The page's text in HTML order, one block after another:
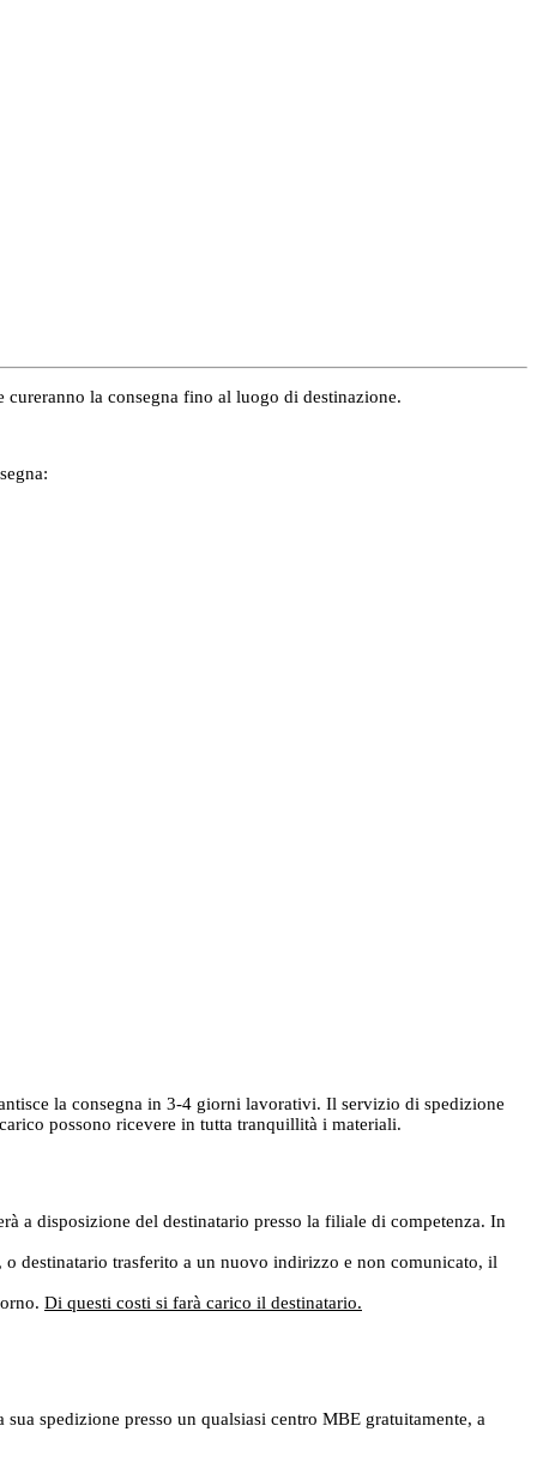
la consegna fino al luogo di destinazione.
la consegna in 3-4 giorni lavorativi. Il servizio di spedizione
possono ricevere in tutta tranquillità i materiali.
a disposizione del destinatario presso la filiale di competenza. In
destinatario trasferito a un nuovo indirizzo e non comunicato, il
Di questi costi si farà carico il destinatario.
spedizione presso un qualsiasi centro MBE gratuitamente, a